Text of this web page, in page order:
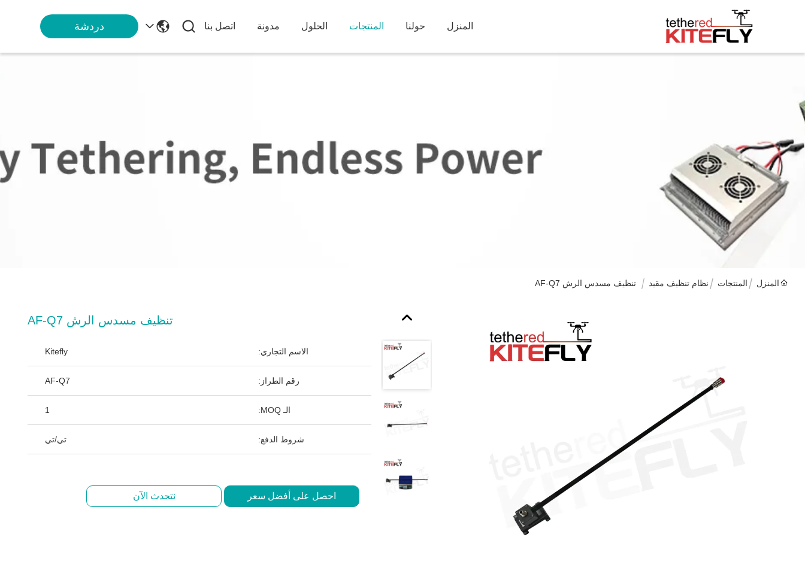
المنزل حولنا المنتجات الحلول مدونة اتصل بنا دردشة
المنزل المنتجات نظام تنظيف مقيد تنظيف مسدس الرش AF-Q7
تنظيف مسدس الرش AF-Q7
الاسم التجاري: Kitefly
رقم الطراز: AF-Q7
الـ MOQ: 1
شروط الدفع: تي/تي
احصل على أفضل سعر نتحدث الآن